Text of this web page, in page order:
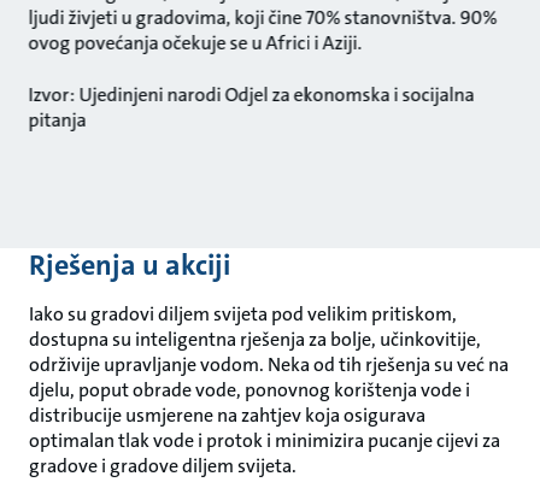
ljudi živjeti u gradovima, koji čine 70% stanovništva. 90%
ovog povećanja očekuje se u Africi i Aziji.
Izvor: Ujedinjeni narodi Odjel za ekonomska i socijalna
pitanja
Rješenja u akciji
Iako su gradovi diljem svijeta pod velikim pritiskom,
dostupna su inteligentna rješenja za bolje, učinkovitije,
održivije upravljanje vodom. Neka od tih rješenja su već na
djelu, poput obrade vode, ponovnog korištenja vode i
distribucije usmjerene na zahtjev koja osigurava
optimalan tlak vode i protok i minimizira pucanje cijevi za
gradove i gradove diljem svijeta.